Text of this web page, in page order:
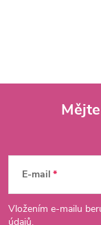
p
E-mail
Vložením e-mailu
údajů.